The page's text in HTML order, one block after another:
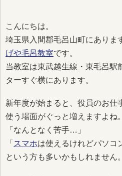
こんにちは。
埼玉県入間郡毛呂山町にありま
げや毛呂教室です。
当教室は東武越生線・東毛呂駅
ターすぐ横にあります。
新年度が始まると、役員のお仕
使う場面がぐっと増えますよね。
「なんとなく苦手…」
「 スマホは使えるけれどパソコ
という方も多いかもしれません。